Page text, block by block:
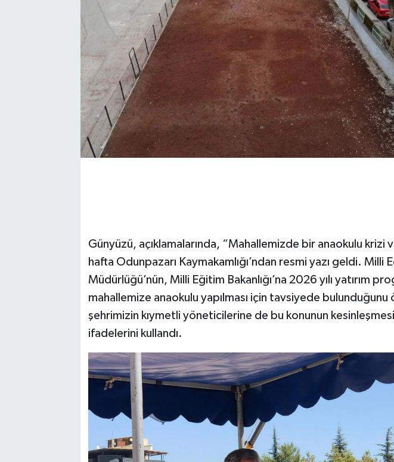
Günyüzü, açıklamalarında, “Mahallemizde bir anaokulu krizi
hafta Odunpazarı Kaymakamlığı’ndan resmi yazı geldi. Milli
Müdürlüğü’nün, Milli Eğitim Bakanlığı’na 2026 yılı yatırım
mahallemize anaokulu yapılması için tavsiyede
şehrimizin kıymetli yöneticilerine de bu konunun
ifadelerini kullandı.